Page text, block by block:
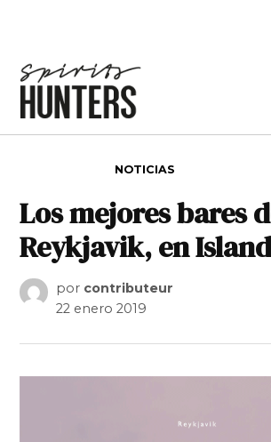
NOTICIAS
Los mejores bares
Reykjavik, en
por contributeur
22 enero 2019